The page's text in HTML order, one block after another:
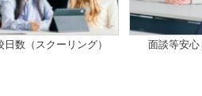
日数（スクーリング） 面談等安心